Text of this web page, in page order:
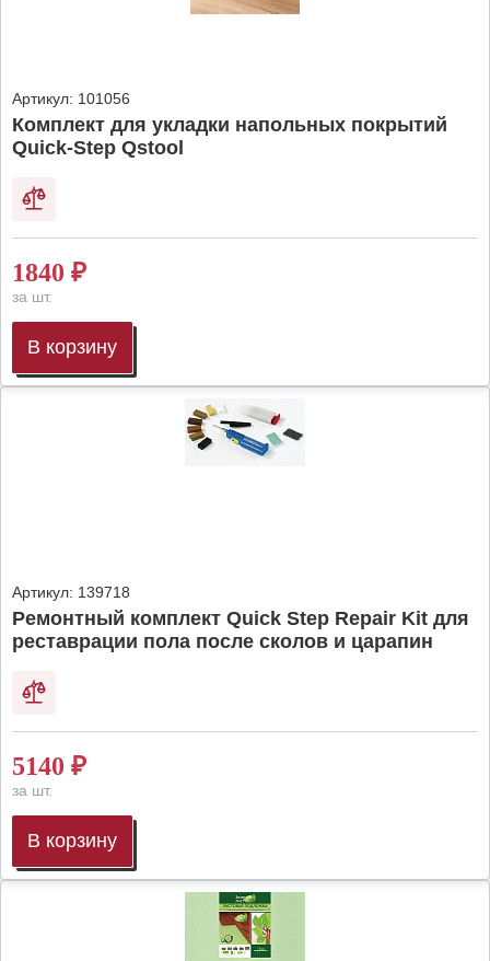
Артикул: 101056
Комплект для укладки напольных покрытий
Quick-Step Qstool
1840 ₽
за шт.
В корзину
Артикул: 139718
Ремонтный комплект Quick Step Repair Kit для
реставрации пола после сколов и царапин
5140 ₽
за шт.
В корзину